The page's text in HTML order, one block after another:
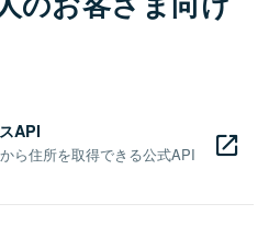
API
ら住所を取得できる公式API